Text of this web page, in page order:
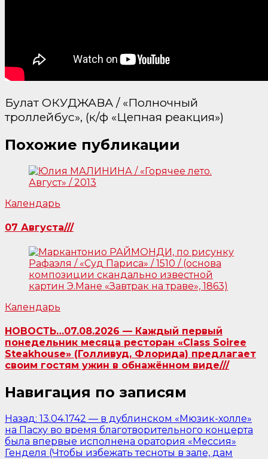
Булат ОКУДЖАВА / «Полночный
троллейбус», (к/ф «Цепная реакция»)
Похожие публикации
Календарь
07 Августа///
Календарь
НОВОСТЬ…07.08.2026 — Каждый первый
понедельник месяца ресторан «Class Soiree
Steakhouse» (Голливуд, Флорида) предлагает
своим гостям ужин в обнажённом виде///
Навигация по записям
Назад: 13.04.1742 — в дублинском «Мюзик-холле»
на Пасху во время благотворительного концерта
была впервые исполнена оратория «Мессия»
Генделя (Чтобы избежать тесноты в зале, дам